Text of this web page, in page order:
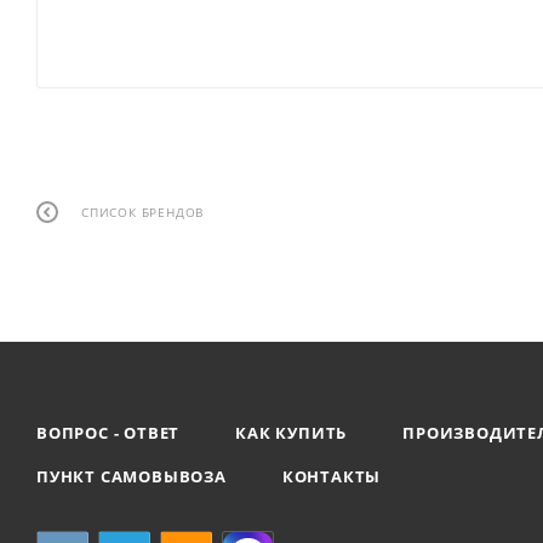
СПИСОК БРЕНДОВ
ВОПРОС - ОТВЕТ КАК КУПИТЬ
ПУНКТ САМОВЫВОЗА
КОНТАКТЫ